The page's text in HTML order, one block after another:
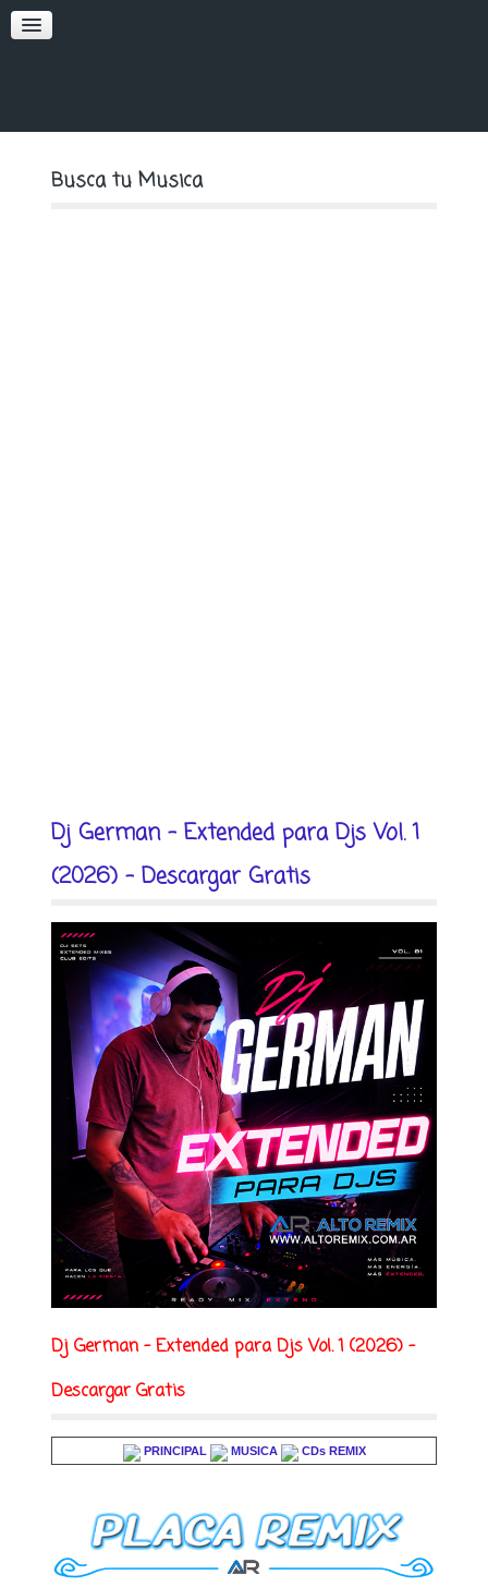
SOFT
Busca tu Musica
Dj German - Extended para Djs Vol. 1
(2026) - Descargar Gratis
Dj German - Extended para Djs Vol. 1 (2026) -
Descargar Gratis
PRINCIPAL MUSICA CDs REMIX